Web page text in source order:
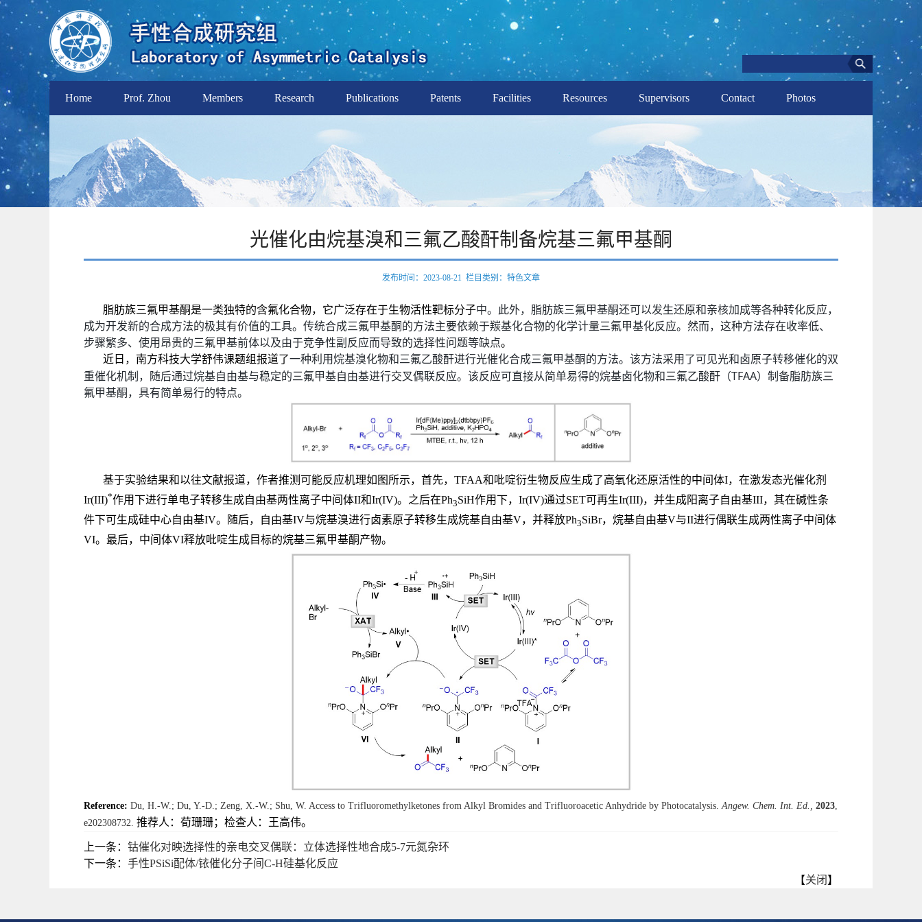
Home Prof. Zhou Members Research Publications Patents Facilities Resources Supervisors Contact Photos
光催化由烷基溴和三氟乙酸酐制备烷基三氟甲基酮
发布时间：2023-08-21 栏目类别：特色文章
脂肪族三氟甲基酮是一类独特的含氟化合物，它广泛存在于生物活性靶标分子中。此外，脂肪族三氟甲基酮还可以发生还原和亲核加成等各种转化反应，
成为开发新的合成方法的极其有价值的工具。传统合成三氟甲基酮的方法主要依赖于羰基化合物的化学计量三氟甲基化反应。然而，这种方法存在收率低、
步骤繁多、使用昂贵的三氟甲基前体以及由于竞争性副反应而导致的选择性问题等缺点。
近日，南方科技大学舒伟课题组报道了一种利用烷基溴化物和三氟乙酸酐进行光催化合成三氟甲基酮的方法。该方法采用了可见光和卤原子转移催化的双
重催化机制，随后通过烷基自由基与稳定的三氟甲基自由基进行交叉偶联反应。该反应可直接从简单易得的烷基卤化物和三氟乙酸酐（TFAA）制备脂肪族三
氟甲基酮，具有简单易行的特点。
基于实验结果和以往文献报道，作者推测可能反应机理如图所示，首先， TFAA和吡啶衍生物反应生成了高氧化还原活性的中间体I，在激发态光催化剂
Ir(III)*作用下进行单电子转移生成自由基两性离子中间体II和Ir(IV)。之后在Ph3SiH作用下， Ir(IV)通过SET可再生Ir(III)，并生成阳离子自由基III，其在碱性条
件下可生成硅中心自由基IV。随后，自由基IV与烷基溴进行卤素原子转移生成烷基自由基V，并释放Ph3SiBr，烷基自由基V与II进行偶联生成两性离子中间体
VI。最后，中间体VI释放吡啶生成目标的烷基三氟甲基酮产物。
Reference: Du, H.-W.; Du, Y.-D.; Zeng, X.-W.; Shu, W. Access to Trifluoromethylketones from Alkyl Bromides and Trifluoroacetic Anhydride by Photocatalysis. Angew. Chem. Int. Ed., 2023,
e202308732. 推荐人：荀珊珊；检查人：王高伟。
上一条： 钴催化对映选择性的亲电交叉偶联：立体选择性地合成5-7元氮杂环
下一条： 手性PSiSi配体/铱催化分子间C-H硅基化反应
【关闭 】